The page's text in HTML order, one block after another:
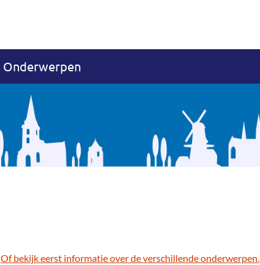
Onderwerpen
Of bekijk eerst informatie over de verschillende onderwerpen.